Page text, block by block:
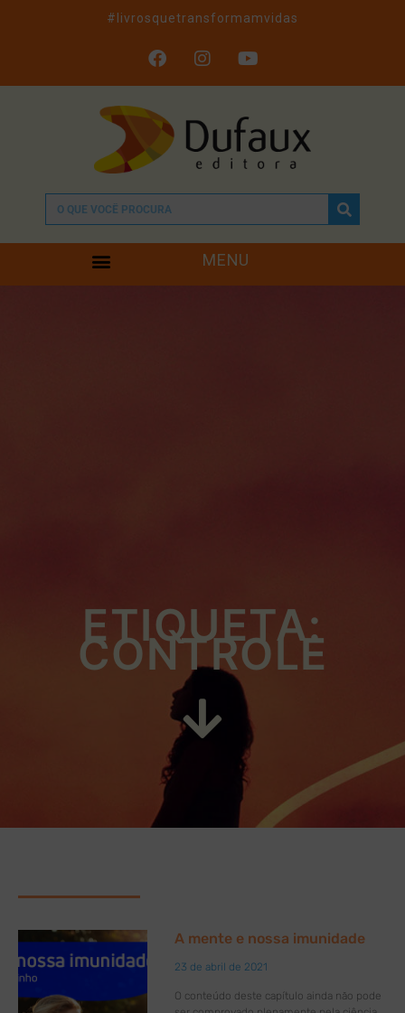
#livrosquetransformamvidas
MENU
ETIQUETA:
CONTROLE
A mente e nossa imunidade
23 de abril de 2021
O conteúdo deste capítulo ainda não pode